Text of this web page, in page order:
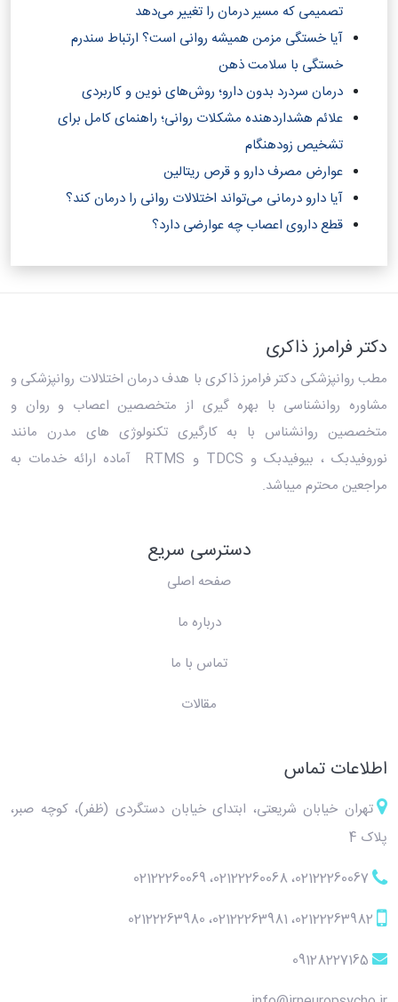
تصمیمی که مسیر درمان را تغییر می‌دهد
آیا خستگی مزمن همیشه روانی است؟ ارتباط سندرم
خستگی با سلامت ذهن
درمان سردرد بدون دارو؛ روش‌های نوین و کاربردی
علائم هشداردهنده مشکلات روانی؛ راهنمای کامل برای
تشخیص زودهنگام
عوارض مصرف دارو و قرص ریتالین
آیا دارو درمانی می‌تواند اختلالات روانی را درمان کند؟‎
قطع داروی اعصاب چه عوارضی دارد؟
دکتر فرامرز ذاکری
مطب روانپزشکی دکتر فرامرز ذاکری با هدف درمان اختلالات روانپزشکی و
مشاوره روانشناسی با بهره گیری از متخصصین اعصاب و روان و
متخصصین روانشناس با به کارگیری تکنولوژی های مدرن مانند
نوروفیدبک ، بیوفیدبک و TDCS و RTMS آماده ارائه خدمات به
مراجعین محترم میباشد.
دسترسی سریع
صفحه اصلی
درباره ما
تماس با ما
مقالات
اطلاعات تماس
تهران خیابان شریعتی، ابتدای خیابان دستگردی (ظفر)، کوچه صبر،
پلاک 4
02122260067، 02122260068، 02122260069
02122263982، 02122263981، 02122263980
09128227165